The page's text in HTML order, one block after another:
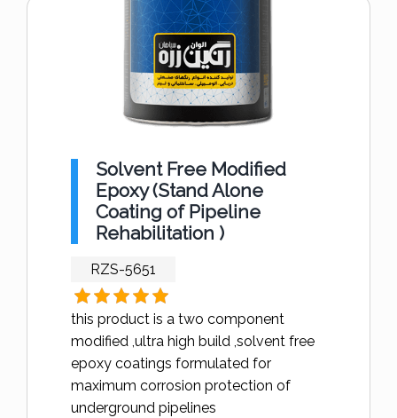
Solvent Free Modified
Epoxy (Stand Alone
Coating of Pipeline
Rehabilitation )
RZS-5651
this product is a two component
modified ,ultra high build ,solvent free
epoxy coatings formulated for
maximum corrosion protection of
underground pipelines